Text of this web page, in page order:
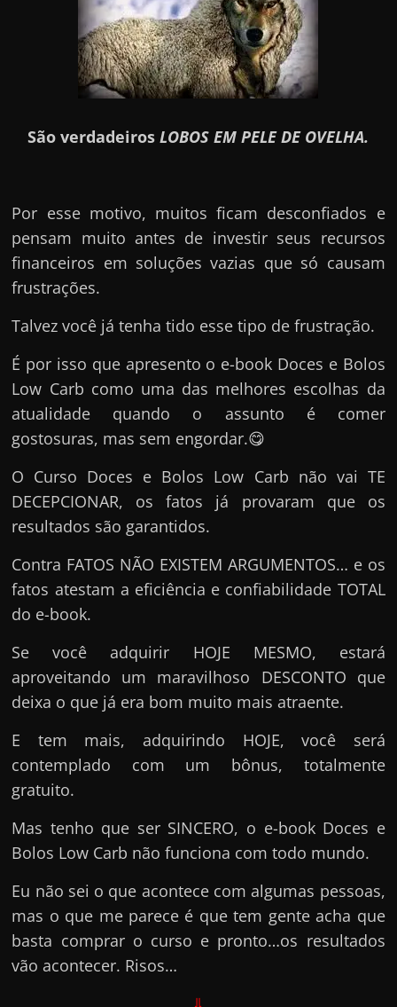
São verdadeirosLOBOS EM PELE DE OVELHA.
Por esse motivo, muitos ficam desconfiados e
pensam muito antes de investir seus recursos
financeiros em soluções vazias que só causam
frustrações.
Talvez você já tenha tido esse tipo de frustração.
É por isso que apresento o e-book Doces e Bolos
Low Carb como uma das melhores escolhas da
atualidade quando o assunto é comer
gostosuras, mas sem engordar.😋
O Curso Doces e Bolos Low Carb não vai TE
DECEPCIONAR, os fatos já provaram que os
resultados são garantidos.
Contra FATOS NÃO EXISTEM ARGUMENTOS… e os
fatos atestam a eficiência e confiabilidade TOTAL
do e-book.
Se você adquirir HOJE MESMO, estará
aproveitando um maravilhoso DESCONTO que
deixa o que já era bom muito mais atraente.
E tem mais, adquirindo HOJE, você será
contemplado com um bônus, totalmente
gratuito.
Mas tenho que ser SINCERO, o e-book Doces e
Bolos Low Carb não funciona com todo mundo.
Eu não sei o que acontece com algumas pessoas,
mas o que me parece é que tem gente acha que
basta comprar o curso e pronto…os resultados
vão acontecer. Risos…